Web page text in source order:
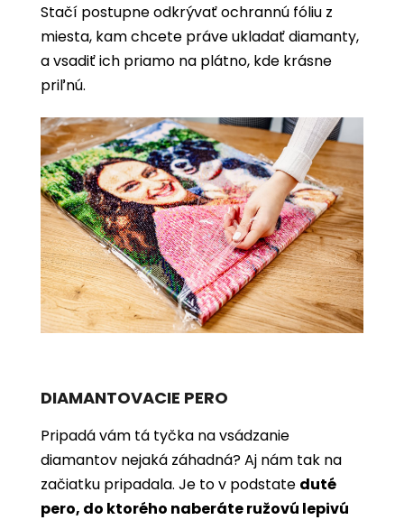
Stačí postupne odkrývať ochrannú fóliu z
miesta, kam chcete práve ukladať diamanty,
a vsadiť ich priamo na plátno, kde krásne
priľnú.
DIAMANTOVACIE PERO
Pripadá vám tá tyčka na vsádzanie
diamantov nejaká záhadná? Aj nám tak na
začiatku pripadala. Je to v podstate duté
pero, do ktorého naberáte ružovú lepivú